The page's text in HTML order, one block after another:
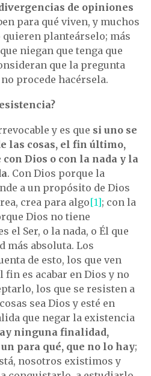
de opiniones
para qué viven, y muchos
planteárselo; más
niegan que tenga que
que la pregunta
procede hacérsela.
y es que si uno se
las cosas, el fin último,
Dios o con la nada y la
. Con Dios porque la
a un propósito de Dios
crea para algo[1]; con la
Dios no tiene
el Ser, o la nada, o Él que
más absoluta. Los
de esto, los que ven
es acabar en Dios y no
los que se resisten a
sea Dios y esté en
que negar la existencia
ninguna finalidad,
para qué, que no lo hay;
nosotros existimos y